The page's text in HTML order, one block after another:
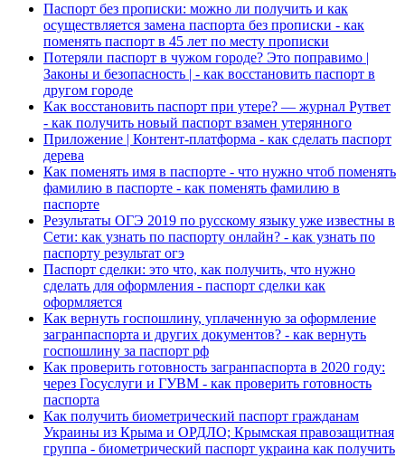
Паспорт без прописки: можно ли получить и как
осуществляется замена паспорта без прописки - как
поменять паспорт в 45 лет по месту прописки
Потеряли паспорт в чужом городе? Это поправимо |
Законы и безопасность | - как восстановить паспорт в
другом городе
Как восстановить паспорт при утере? — журнал Рутвет
- как получить новый паспорт взамен утерянного
Приложение | Контент-платформа - как сделать паспорт
дерева
Как поменять имя в паспорте - что нужно чтоб поменять
фамилию в паспорте - как поменять фамилию в
паспорте
Результаты ОГЭ 2019 по русскому языку уже известны в
Сети: как узнать по паспорту онлайн? - как узнать по
паспорту результат огэ
Паспорт сделки: это что, как получить, что нужно
сделать для оформления - паспорт сделки как
оформляется
Как вернуть госпошлину, уплаченную за оформление
загранпаспорта и других документов? - как вернуть
госпошлину за паспорт рф
Как проверить готовность загранпаспорта в 2020 году:
через Госуслуги и ГУВМ - как проверить готовность
паспорта
Как получить биометрический паспорт гражданам
Украины из Крыма и ОРДЛО; Крымская правозащитная
группа - биометрический паспорт украина как получить